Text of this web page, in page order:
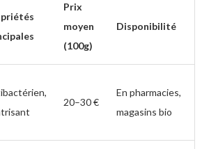
Prix
moyen
(100g)
Disponibilité
20–30 €
En pharmacies,
magasins bio